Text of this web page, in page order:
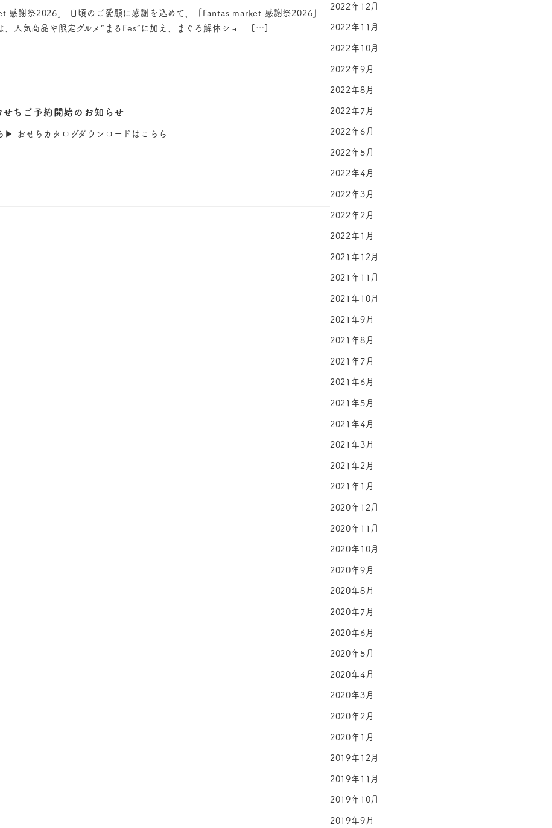
感謝祭2026」 日頃のご愛顧に感謝を込めて、「Fantas market 感謝祭2026」
、人気商品や限定グルメ“まるFes”に加え、まぐろ解体ショー […]
ちご予約開始のお知らせ
おせちカタログダウンロードはこちら
2022年12月
2022年11月
2022年10月
2022年9月
2022年8月
2022年7月
2022年6月
2022年5月
2022年4月
2022年3月
2022年2月
2022年1月
2021年12月
2021年11月
2021年10月
2021年9月
2021年8月
2021年7月
2021年6月
2021年5月
2021年4月
2021年3月
2021年2月
2021年1月
2020年12月
2020年11月
2020年10月
2020年9月
2020年8月
2020年7月
2020年6月
2020年5月
2020年4月
2020年3月
2020年2月
2020年1月
2019年12月
2019年11月
2019年10月
2019年9月